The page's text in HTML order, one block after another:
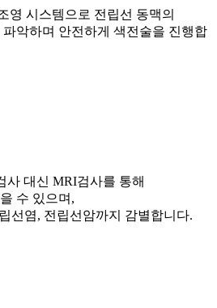
영 시스템으로 전립선 동맥의
악하며 안전하게 색전술을 진행합
사 대신 MRI검사를 통해
수 있으며,
선염, 전립선암까지 감별합니다.